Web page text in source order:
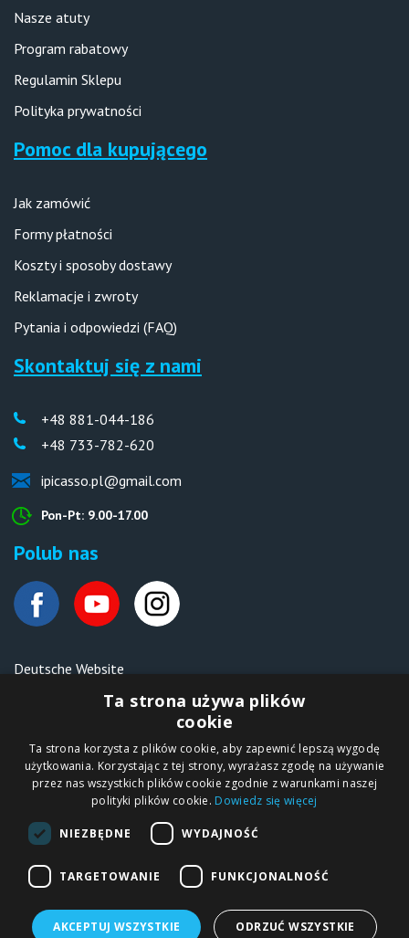
Nasze atuty
Program rabatowy
Regulamin Sklepu
Polityka prywatności
Pomoc dla kupującego
Jak zamówić
Formy płatności
Koszty i sposoby dostawy
Reklamacje i zwroty
Pytania i odpowiedzi (FAQ)
Skontaktuj się z nami
+48 881-044-186
+48 733-782-620
ipicasso.pl@gmail.com
Pon-Pt: 9.00-17.00
Polub nas
Deutsche Website
Malen nach Zahlen Ipicasso.de
Copyright © 2012-2026
Sklep internetowy
iPICASSO.PL
Malowanie po
numerach – zbliż
się do świata sztuki!
IPICASSO Sp. z o.o.
ul. Słoneczna 194,
05-506 Kolonia
NIP 1231355620 KRS
0000680650
Ta strona używa plików
cookie
Ta strona korzysta z plików cookie, aby zapewnić lepszą wygodę
użytkowania. Korzystając z tej strony, wyrażasz zgodę na używanie
przez nas wszystkich plików cookie zgodnie z warunkami naszej
polityki plików cookie. Dowiedz się więcej
NIEZBĘDNE WYDAJNOŚĆ
TARGETOWANIE FUNKCJONALNOŚĆ
AKCEPTUJ WSZYSTKIE ODRZUĆ WSZYSTKIE